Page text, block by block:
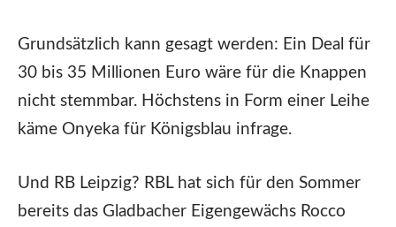
Grundsätzlich kann gesagt werden: Ein Deal für
30 bis 35 Millionen Euro wäre für die Knappen
nicht stemmbar. Höchstens in Form einer Leihe
käme Onyeka für Königsblau infrage.
Und RB Leipzig? RBL hat sich für den Sommer
bereits das Gladbacher Eigengewächs Rocco